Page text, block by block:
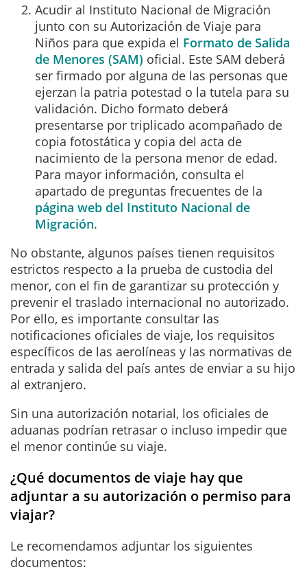
Acudir al Instituto Nacional de Migración
junto con su Autorización de Viaje para
Niños para que expida el Formato de Salida
de Menores (SAM) oficial. Este SAM deberá
ser firmado por alguna de las personas que
ejerzan la patria potestad o la tutela para su
validación. Dicho formato deberá
presentarse por triplicado acompañado de
copia fotostática y copia del acta de
nacimiento de la persona menor de edad.
Para mayor información, consulta el
apartado de preguntas frecuentes de la
página web del Instituto Nacional de
Migración.
No obstante, algunos países tienen requisitos
estrictos respecto a la prueba de custodia del
menor, con el fin de garantizar su protección y
prevenir el traslado internacional no autorizado.
Por ello, es importante consultar las
notificaciones oficiales de viaje, los requisitos
específicos de las aerolíneas y las normativas de
entrada y salida del país antes de enviar a su hijo
al extranjero.
Sin una autorización notarial, los oficiales de
aduanas podrían retrasar o incluso impedir que
el menor continúe su viaje.
¿Qué documentos de viaje hay que
adjuntar a su autorización o permiso para
viajar?
Le recomendamos adjuntar los siguientes
documentos: